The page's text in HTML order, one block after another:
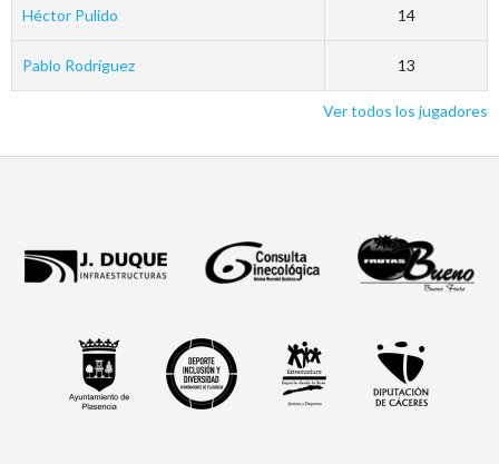
Héctor Pulido 14
Pablo Rodríguez 13
Ver todos los jugadores